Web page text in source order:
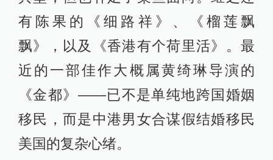
有陈果的《细路祥》、《榴莲飘
飘》，以及《香港有个荷里活》。最
近的一部佳作大概属黄绮琳导演的
《金都》——已不是单纯地跨国婚姻
移民，而是中港男女合谋假结婚移民
美国的复杂心绪。